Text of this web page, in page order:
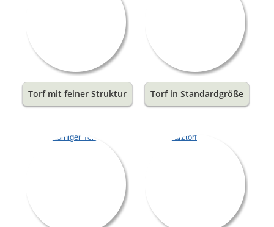
Torf mit feiner Struktur Torf in Standardgröße